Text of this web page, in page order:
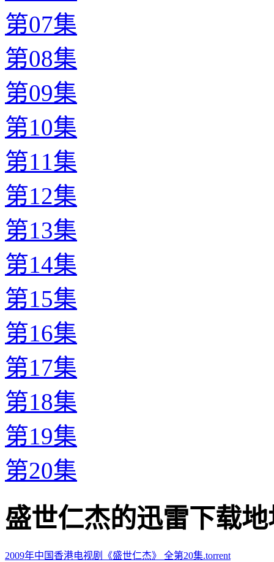
第07集
第08集
第09集
第10集
第11集
第12集
第13集
第14集
第15集
第16集
第17集
第18集
第19集
第20集
盛世仁杰的迅雷下载地
2009年中国香港电视剧《盛世仁杰》 全第20集.torrent